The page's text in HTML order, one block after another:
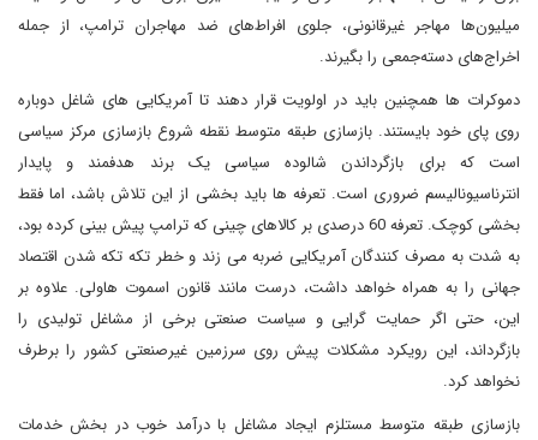
میلیون‌ها مهاجر غیرقانونی، جلوی افراط‌های ضد مهاجران ترامپ، از جمله
اخراج‌های دسته‌جمعی را بگیرند.
دموکرات ها همچنین باید در اولویت قرار دهند تا آمریکایی های شاغل دوباره
روی پای خود بایستند. بازسازی طبقه متوسط نقطه شروع بازسازی مرکز سیاسی
است که برای بازگرداندن شالوده سیاسی یک برند هدفمند و پایدار
انترناسیونالیسم ضروری است. تعرفه ها باید بخشی از این تلاش باشد، اما فقط
بخشی کوچک. تعرفه 60 درصدی بر کالاهای چینی که ترامپ پیش بینی کرده بود،
به شدت به مصرف کنندگان آمریکایی ضربه می زند و خطر تکه تکه شدن اقتصاد
جهانی را به همراه خواهد داشت، درست مانند قانون اسموت هاولی. علاوه بر
این، حتی اگر حمایت گرایی و سیاست صنعتی برخی از مشاغل تولیدی را
بازگرداند، این رویکرد مشکلات پیش روی سرزمین غیرصنعتی کشور را برطرف
نخواهد کرد.
بازسازی طبقه متوسط مستلزم ایجاد مشاغل با درآمد خوب در بخش خدمات